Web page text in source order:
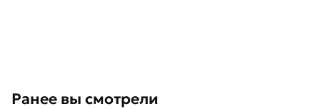
Ранее вы смотрели